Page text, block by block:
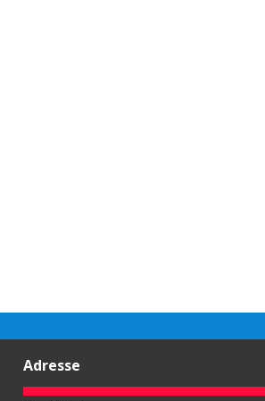
Adresse